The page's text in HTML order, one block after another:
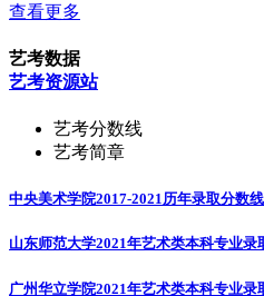
查看更多
艺考数据
艺考资源站
艺考分数线
艺考简章
中央美术学院2017-2021历年录取分数线
山东师范大学2021年艺术类本科专业录
广州华立学院2021年艺术类本科专业录